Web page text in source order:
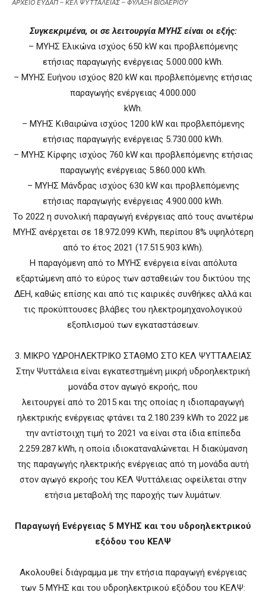
ΑΡΧΕΙΟ ΕΥΔΑΠ – ΚΕΛ ΨΥΤΤΑΛΕΙΑΣ – ΦΥΛΑΞΗ ΒΙΟΑΕΡΙΟΥ
Συγκεκριμένα, οι σε λειτουργία ΜΥΗΣ είναι οι εξής:
– ΜΥΗΣ Ελικώνα ισχύος 650 kW και προβλεπόμενης
ετήσιας παραγωγής ενέργειας 5.000.000 kWh.
– ΜΥΗΣ Ευήνου ισχύος 820 kW και προβλεπόμενης ετήσιας
παραγωγής ενέργειας 4.000.000
kWh.
– ΜΥΗΣ Κιθαιρώνα ισχύος 1200 kW και προβλεπόμενης
ετήσιας παραγωγής ενέργειας 5.730.000 kWh.
– ΜΥΗΣ Κίρφης ισχύος 760 kW και προβλεπόμενης ετήσιας
παραγωγής ενέργειας 5.860.000 kWh.
– ΜΥΗΣ Μάνδρας ισχύος 630 kW και προβλεπόμενης
ετήσιας παραγωγής ενέργειας 4.900.000 kWh.
Το 2022 η συνολική παραγωγή ενέργειας από τους ανωτέρω
ΜΥΗΣ ανέρχεται σε 18.972.099 KWh, περίπου 8% υψηλότερη
από το έτος 2021 (17.515.903 kWh).
Η παραγόμενη από το ΜΥΗΣ ενέργεια είναι απόλυτα
εξαρτώμενη από το εύρος των ασταθειών του δικτύου της
ΔΕΗ, καθώς επίσης και από τις καιρικές συνθήκες αλλά και
τις προκύπτουσες βλάβες του ηλεκτρομηχανολογικού
εξοπλισμού των εγκαταστάσεων.
3. ΜΙΚΡΟ ΥΔΡΟΗΛΕΚΤΡΙΚΟ ΣΤΑΘΜΟ ΣΤΟ ΚΕΛ ΨΥΤΤΑΛΕΙΑΣ
Στην Ψυττάλεια είναι εγκατεστημένη μικρή υδροηλεκτρική
μονάδα στον αγωγό εκροής, που
λειτουργεί από το 2015 και της οποίας η ιδιοπαραγωγή
ηλεκτρικής ενέργειας φτάνει τα 2.180.239 kWh το 2022 με
την αντίστοιχη τιμή το 2021 να είναι στα ίδια επίπεδα
2.259.287 kWh, η οποία ιδιοκαταναλώνεται. Η διακύμανση
της παραγωγής ηλεκτρικής ενέργειας από τη μονάδα αυτή
στον αγωγό εκροής του ΚΕΛ Ψυττάλειας οφείλεται στην
ετήσια μεταβολή της παροχής των λυμάτων.
Παραγωγή Ενέργειας 5 ΜΥΗΣ και του υδροηλεκτρικού
εξόδου του ΚΕΛΨ
Ακολουθεί διάγραμμα με την ετήσια παραγωγή ενέργειας
των 5 ΜΥΗΣ και του υδροηλεκτρικού εξόδου του ΚΕΛΨ: